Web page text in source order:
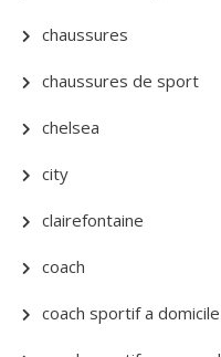
chaussures
chaussures de sport
chelsea
city
clairefontaine
coach
coach sportif a domicile